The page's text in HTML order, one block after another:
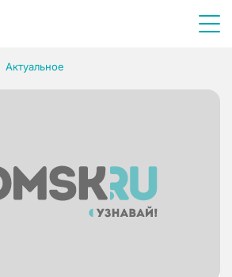
Актуальное